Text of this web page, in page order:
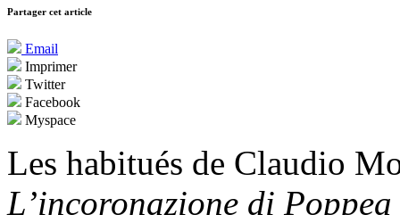
Partager cet article
Email
Imprimer
Twitter
Facebook
Myspace
Les habitués de Claudio
L’incoronazione di Poppea